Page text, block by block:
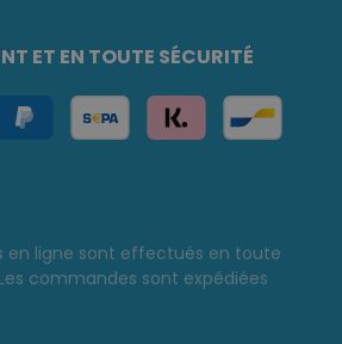
ET EN TOUTE SÉCURITÉ
en ligne sont effectués en toute
commandes sont expédiées